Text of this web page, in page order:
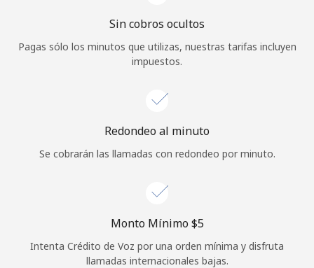
Sin cobros ocultos
Pagas sólo los minutos que utilizas, nuestras tarifas incluyen
impuestos.
Redondeo al minuto
Se cobrarán las llamadas con redondeo por minuto.
Monto Mínimo ⁦$5⁩
Intenta Crédito de Voz por una orden mínima y disfruta
llamadas internacionales bajas.